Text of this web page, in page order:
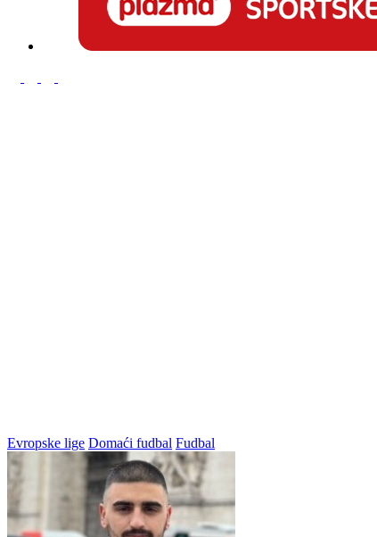
Evropske lige Domaći fudbal Fudbal